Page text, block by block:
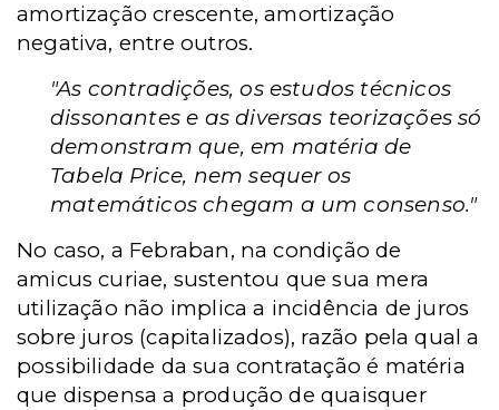
amortização crescente, amortização
negativa, entre outros.
"As contradições, os estudos técnicos
dissonantes e as diversas teorizações só
demonstram que, em matéria de
Tabela Price, nem sequer os
matemáticos chegam a um consenso."
No caso, a Febraban, na condição de
amicus curiae, sustentou que sua mera
utilização não implica a incidência de juros
sobre juros (capitalizados), razão pela qual a
possibilidade da sua contratação é matéria
que dispensa a produção de quaisquer